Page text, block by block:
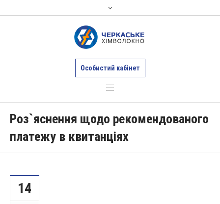
Особистий кабінет
Роз`яснення щодо рекомендованого
платежу в квитанціях
14